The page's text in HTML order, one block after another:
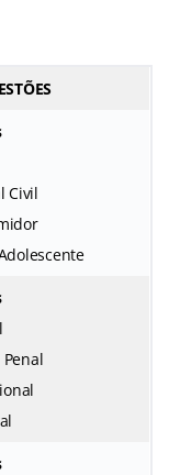
Civil